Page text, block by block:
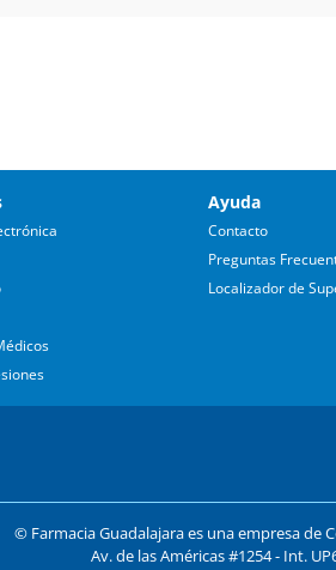
Ayuda
Contacto
Preguntas
Localizador de
© Farmacia Guadalajara es una empresa de
Av. de las Américas #1254 - Int.